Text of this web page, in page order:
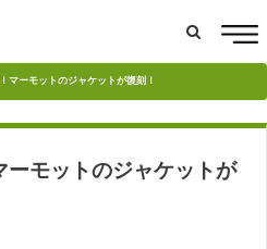
マーモットのジャケットが復刻！
ーモットのジャケットが